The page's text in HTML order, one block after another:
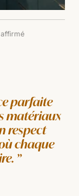
parfaite
matériaux
respect
chaque